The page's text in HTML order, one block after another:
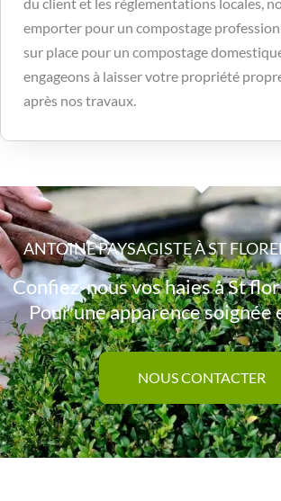
emporter pour un compostage
sur place pour un compostage
engageons à laisser votre propriété
après nos travaux.
ANTOINE PAYSAGISTE À ST
Confiez-nous vos haies à St
Pour une apparence soignée
NOUS CONTACTER